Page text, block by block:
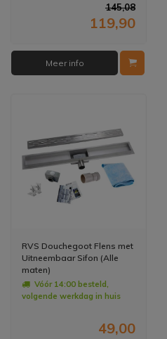
145,08
119,90
Meer info
RVS Douchegoot Flens met
Uitneembaar Sifon (Alle
maten)
Vóór 14:00 besteld,
volgende werkdag in huis
49,00